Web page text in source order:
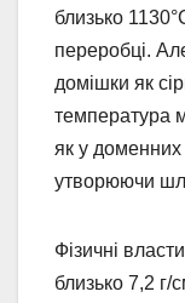
близько
переробці.
домішки як
температура
як у доменних
утворюючи
Фізичні
близько 7,2 г/